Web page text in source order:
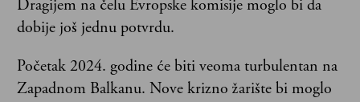
Dragijem na čelu Evropske komisije moglo bi da
dobije još jednu potvrdu.
Početak 2024. godine će biti veoma turbulentan na
Zapadnom Balkanu. Nove krizno žarište bi moglo